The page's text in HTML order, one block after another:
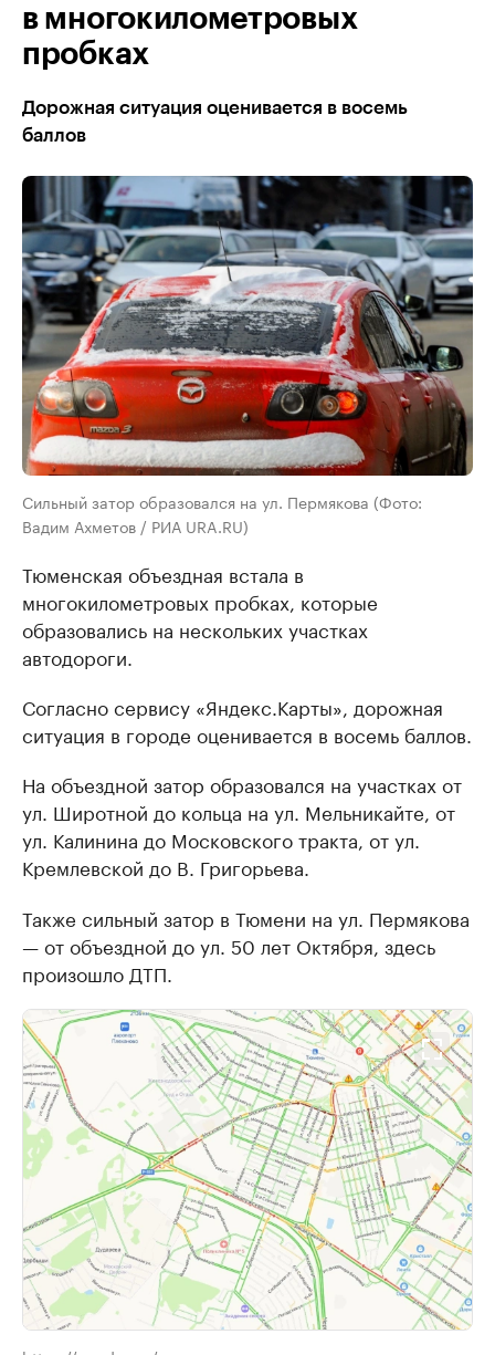
в многокилометровых
пробках
Дорожная ситуация оценивается в восемь
баллов
Cильный затор образовался на ул. Пермякова (Фото:
Вадим Ахметов / РИА URA.RU)
Тюменская объездная встала в
многокилометровых пробках, которые
образовались на нескольких участках
автодороги.
Согласно сервису «Яндекс.Карты», дорожная
ситуация в городе оценивается в восемь баллов.
На объездной затор образовался на участках от
ул. Широтной до кольца на ул. Мельникайте, от
ул. Калинина до Московского тракта, от ул.
Кремлевской до В. Григорьева.
Также сильный затор в Тюмени на ул. Пермякова
— от объездной до ул. 50 лет Октября, здесь
произошло ДТП.